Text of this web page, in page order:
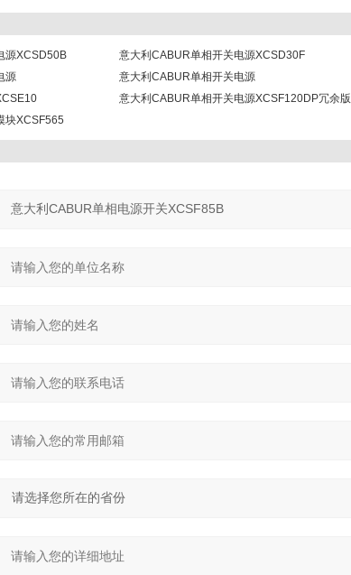
源XCSD50B 意大利CABUR单相开关电源XCSD30F
源
意大利CABUR单相开关电源
XCSD1072W012VAA
意大利CABUR单相开关电源XCSF120DP冗余版
块XCSF565